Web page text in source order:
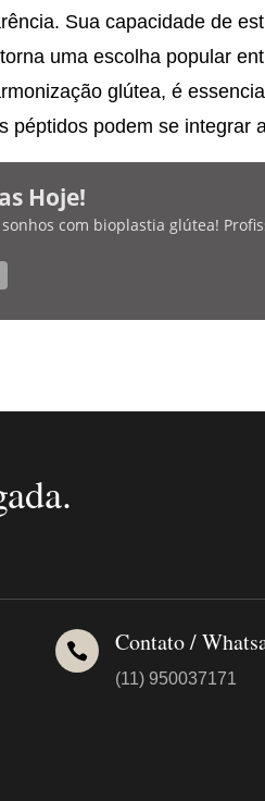
Sua capacidade de
uma escolha popular
glútea, é
péptidos podem se integrar
Hoje!
com bioplastia glútea!
 Contato /
(11) 950037171